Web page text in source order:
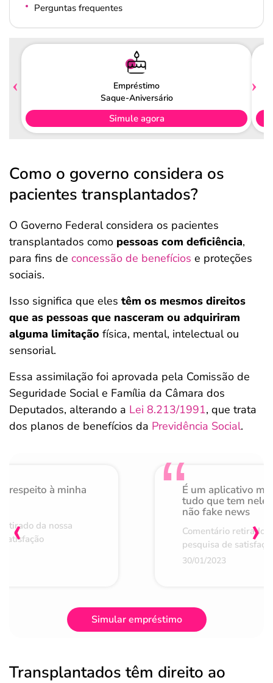
Perguntas frequentes
Empréstimo
Saque-Aniversário
Simule agora
Como o governo considera os
pacientes transplantados?
O Governo Federal considera os pacientes
transplantados como pessoas com deficiência,
para fins de concessão de benefícios e proteções
sociais.
Isso significa que eles têm os mesmos direitos
que as pessoas que nasceram ou adquiriram
alguma limitação física, mental, intelectual ou
sensorial.
Essa assimilação foi aprovada pela Comissão de
Seguridade Social e Família da Câmara dos
Deputados, alterando a Lei 8.213/1991, que trata
dos planos de benefícios da Previdência Social.
respeito à minha
da nossa
É um aplicativo
tudo que tem nele
não fake news
Comentário retirado
pesquisa de
30/01/2023
‹ ›
Simular empréstimo
Transplantados têm direito ao